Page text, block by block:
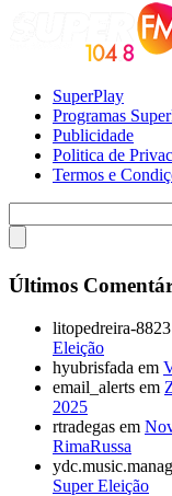
SuperPlay
Programas
Publicidade
Politica de
Termos e
Últimos
litopedreira-8823
Eleição
hyubrisfada em
email_alerts em
2025
rtradegas em
RimaRussa
Super Eleição